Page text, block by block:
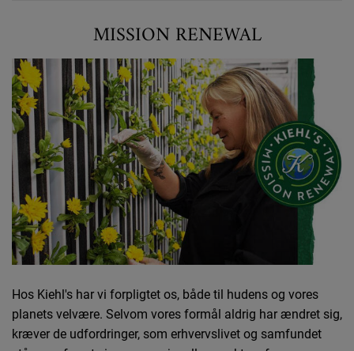
MISSION RENEWAL
Hos Kiehl's har vi forpligtet os, både til hudens og vores
planets velvære. Selvom vores formål aldrig har ændret sig,
kræver de udfordringer, som erhvervslivet og samfundet